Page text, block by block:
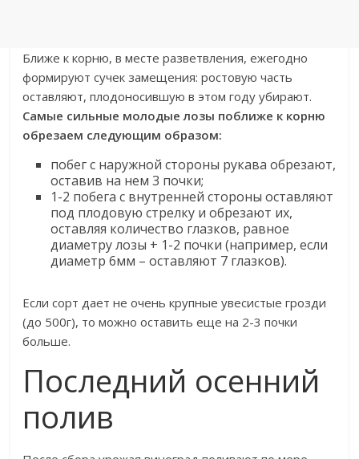
Ближе к корню, в месте разветвления, ежегодно
формируют сучек замещения: ростовую часть
оставляют, плодоносившую в этом году убирают.
Самые сильные молодые лозы поближе к корню
обрезаем следующим образом:
побег с наружной стороны рукава обрезают,
оставив на нем 3 почки;
1-2 побега с внутренней стороны оставляют
под плодовую стрелку и обрезают их,
оставляя количество глазков, равное
диаметру лозы + 1-2 почки (например, если
диаметр 6мм – оставляют 7 глазков).
Если сорт дает не очень крупные увесистые грозди
(до 500г), то можно оставить еще на 2-3 почки
больше.
Последний осенний
полив